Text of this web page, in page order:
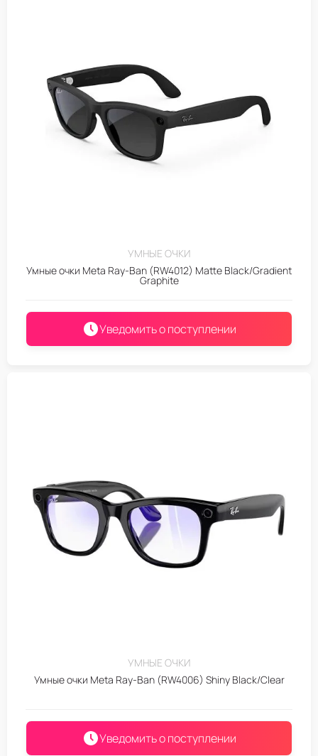
УМНЫЕ ОЧКИ
Умные очки Meta Ray-Ban (RW4012) Matte Black/Gradient
Graphite
Уведомить о поступлении
УМНЫЕ ОЧКИ
Умные очки Meta Ray-Ban (RW4006) Shiny Black/Clear
Уведомить о поступлении